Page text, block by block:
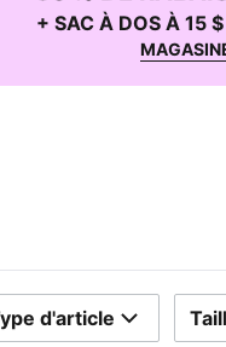
+ SAC À DOS À 15
d'article